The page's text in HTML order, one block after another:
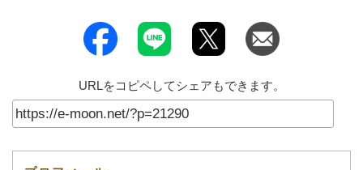
URLをコピペしてシェアもできます。